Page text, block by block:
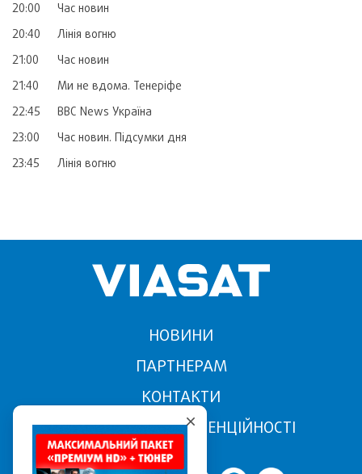
20:00
Час новин
20:40
Лінія вогню
21:00
Час новин
21:40
Ми не вдома. Тенеріфе
22:45
BBC News Україна
23:00
Час новин. Підсумки дня
23:45
Лінія вогню
НОВИНИ
ПАРТНЕРАМ
КОНТАКТИ
ПОЛІТИКА КОНФІДЕНЦІЙНОСТІ